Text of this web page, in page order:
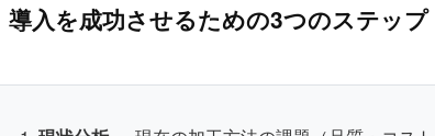
導入を成功させるための3つのステップ